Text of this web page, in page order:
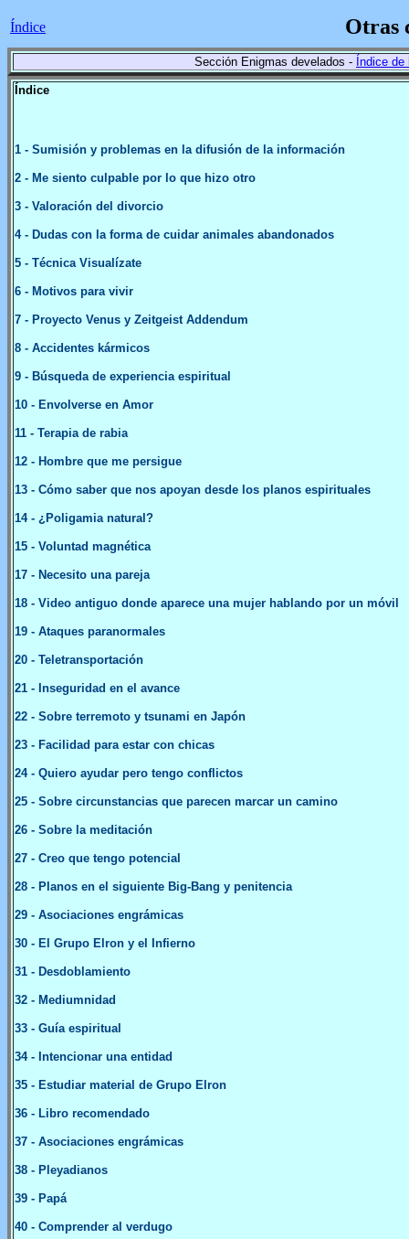
Índice Otras
Sección Enigmas develados - Índice
Índice
1 - Sumisión y problemas en la difusión de la información
2 - Me siento culpable por lo que hizo otro
3 - Valoración del divorcio
4- Dudas con la forma de cuidar animales abandonados
5 - Técnica Visualízate
6 - Motivos para vivir
7 - Proyecto Venus y Zeitgeist Addendum
8 - Accidentes kármicos
9 - Búsqueda de experiencia espiritual
10 - Envolverse en Amor
11 - Terapia de rabia
12 - Hombre que me persigue
13 - Cómo saber que nos apoyan desde los planos espirituales
14- ¿Poligamia natural?
15 - Voluntad magnética
17 - Necesito una pareja
18 - Video antiguo donde aparece una mujer hablando por un móvil
19 - Ataques paranormales
20 - Teletransportación
21 - Inseguridad en el avance
22 - Sobre terremoto y tsunami en Japón
23 - Facilidad para estar con chicas
24- Quiero ayudar pero tengo conflictos
25 - Sobre circunstancias que parecen marcar un camino
26 - Sobre la meditación
27 - Creo que tengo potencial
28 - Planos en el siguiente Big-Bang y penitencia
29 - Asociaciones engrámicas
30 - El Grupo Elron y el Infierno
31 - Desdoblamiento
32 - Mediumnidad
33 - Guía espiritual
34- Intencionar una entidad
35 - Estudiar material de Grupo Elron
36 - Libro recomendado
37 - Asociaciones engrámicas
38 - Pleyadianos
39 - Papá
40 - Comprender al verdugo